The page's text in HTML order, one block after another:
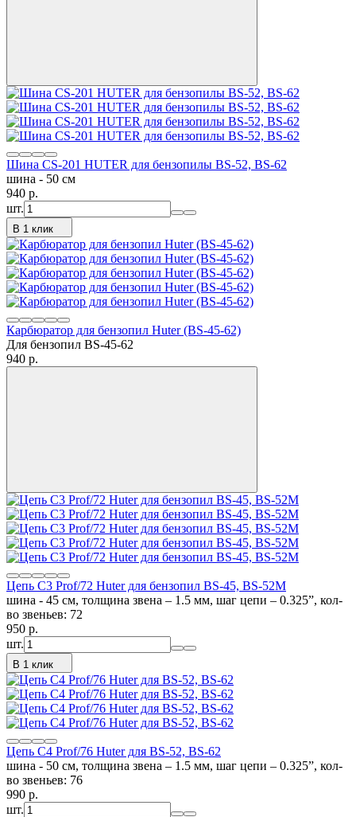
Шина CS-201 HUTER для бензопилы BS-52, BS-62
шина - 50 см
940 p.
шт.
В 1 клик
Карбюратор для бензопил Huter (BS-45-62)
Для бензопил BS-45-62
940 p.
Цепь C3 Prof/72 Huter для бензопил BS-45, BS-52M
шина - 45 см, толщина звена – 1.5 мм, шаг цепи – 0.325”, кол-
во звеньев: 72
950 p.
шт.
В 1 клик
Цепь C4 Prof/76 Huter для BS-52, BS-62
шина - 50 см, толщина звена – 1.5 мм, шаг цепи – 0.325”, кол-
во звеньев: 76
990 p.
шт.